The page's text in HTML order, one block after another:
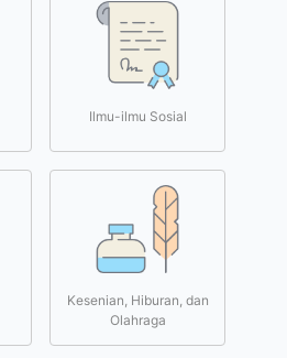
Ilmu-ilmu Sosial
Kesenian, Hiburan, dan
Olahraga